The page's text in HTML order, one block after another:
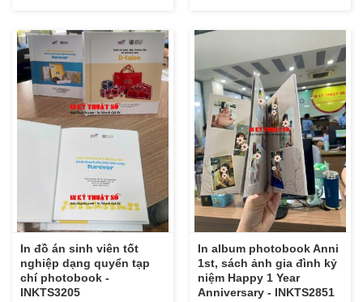
In đồ án sinh viên tốt
nghiệp dạng quyển tạp
chí photobook -
INKTS3205
In album photobook Anni
1st, sách ảnh gia đình kỷ
niệm Happy 1 Year
Anniversary - INKTS2851